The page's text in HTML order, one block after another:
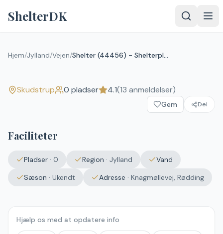
ShelterDK
Hjem/Jylland/Vejen/ Shelter (44456) - Shelterplads ved Skudstrup
Upload et
Vælg
Ingen fil valgt
4.1 anmeldelser) Skudstrup
Skudstrup 0 pladser 4.1(13 anmeldelser)
Gem Del
Faciliteter
Pladser · 0 Region · Jylland
Vand
Sæson · Ukendt Adresse · Knagmøllevej, Rødding
Hjælp os med at opdatere info